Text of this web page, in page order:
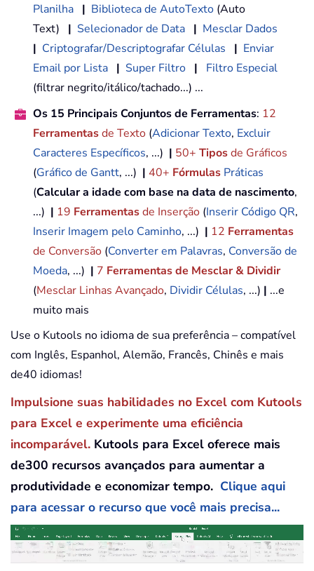
Planilha | Biblioteca de AutoTexto (Auto
Text) | Selecionador de Data | Mesclar Dados
| Criptografar/Descriptografar Células | Enviar
Email por Lista | Super Filtro |
Filtro Especial
(filtrar negrito/itálico/tachado...) ...
Os 15 Principais Conjuntos de Ferramentas: 12
Ferramentasde Texto (Adicionar Texto, Excluir
Caracteres Específicos, ...) | 50+ Tiposde Gráficos
(Gráfico de Gantt, ...) | 40+ Fórmulas Práticas
(Calcular a idade com base na data de nascimento,
...) | 19 Ferramentasde Inserção (Inserir Código QR,
Inserir Imagem pelo Caminho, ...) | 12 Ferramentas
de Conversão (Converter em Palavras, Conversão de
Moeda, ...) | 7 Ferramentas de Mesclar & Dividir
(Mesclar Linhas Avançado, Dividir Células, ...) | ...e
muito mais
Use o Kutools no idioma de sua preferência – compatível
com Inglês, Espanhol, Alemão, Francês, Chinês e mais
de40 idiomas!
Impulsione suas habilidades no Excel com Kutools
para Excel e experimente uma eficiência
incomparável. Kutools para Excel oferece mais
de300 recursos avançados para aumentar a
produtividade e economizar tempo. Clique aqui
para acessar o recurso que você mais precisa...